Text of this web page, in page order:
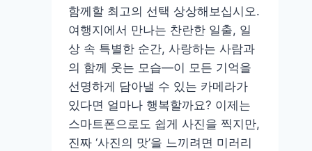
함께할 최고의 선택 상상해보십시오.
여행지에서 만나는 찬란한 일출, 일
상 속 특별한 순간, 사랑하는 사람과
의 함께 웃는 모습—이 모든 기억을
선명하게 담아낼 수 있는 카메라가
있다면 얼마나 행복할까요? 이제는
스마트폰으로도 쉽게 사진을 찍지만,
진짜 ‘사진의 맛’을 느끼려면 미러리